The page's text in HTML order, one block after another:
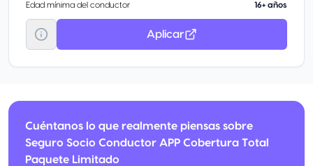
Edad mínima del conductor
16+ años
Aplicar
Cuéntanos lo que realmente piensas sobre
Seguro Socio Conductor APP Cobertura Total
Paquete Limitado